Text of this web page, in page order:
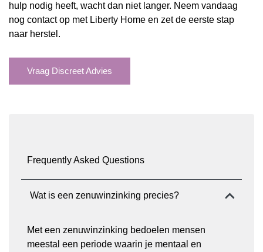
hulp nodig heeft, wacht dan niet langer. Neem vandaag
nog contact op met Liberty Home en zet de eerste stap
naar herstel.
Vraag Discreet Advies
Frequently Asked Questions
Wat is een zenuwinzinking precies?
Met een zenuwinzinking bedoelen mensen
meestal een periode waarin je mentaal en